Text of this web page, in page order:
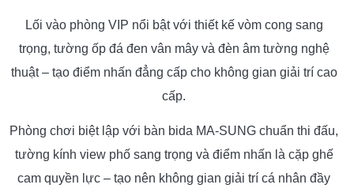
Lối vào phòng VIP nổi bật với thiết kế vòm cong sang
trọng, tường ốp đá đen vân mây và đèn âm tường nghệ
thuật – tạo điểm nhấn đẳng cấp cho không gian giải trí cao
cấp.
Phòng chơi biệt lập với bàn bida MA-SUNG chuẩn thi đấu,
tường kính view phố sang trọng và điểm nhấn là cặp ghế
cam quyền lực – tạo nên không gian giải trí cá nhân đầy